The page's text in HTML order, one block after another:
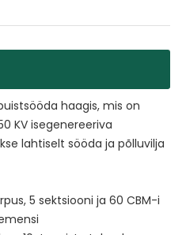
haagis, mis on
KV isegenereeriva
lahtiselt sööda ja põlluvilja
5 sektsiooni ja 60 CBM-i